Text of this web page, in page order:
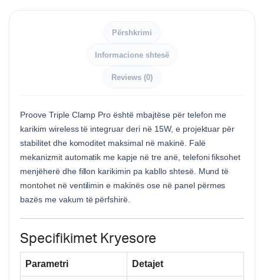
Përshkrimi
Informacione shtesë
Reviews (0)
Proove Triple Clamp Pro është mbajtëse për telefon me
karikim wireless të integruar deri në 15W, e projektuar për
stabilitet dhe komoditet maksimal në makinë. Falë
mekanizmit automatik me kapje në tre anë, telefoni fiksohet
menjëherë dhe fillon karikimin pa kabllo shtesë. Mund të
montohet në ventilimin e makinës ose në panel përmes
bazës me vakum të përfshirë.
Specifikimet Kryesore
Parametri Detajet